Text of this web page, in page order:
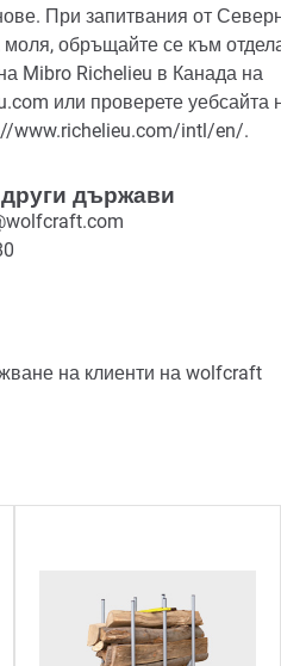
При запитвания от
обръщайте се към
Mibro Richelieu в Канада на
или проверете уебсайта
www.richelieu.com/intl/en/.
държави
на клиенти на wolfcraft